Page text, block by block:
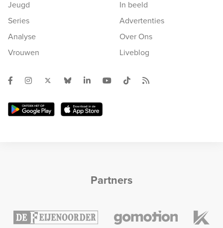
Jeugd
Series
Analyse
Vrouwen
In beeld
Advertenties
Over Ons
Liveblog
Partners